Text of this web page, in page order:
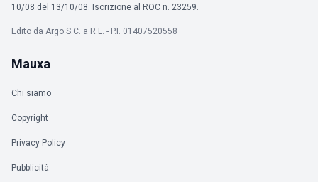
10/08 del 13/10/08. Iscrizione al ROC n. 23259.
Edito da Argo S.C. a R.L. - P.I. 01407520558
Mauxa
Chi siamo
Copyright
Privacy Policy
Pubblicità